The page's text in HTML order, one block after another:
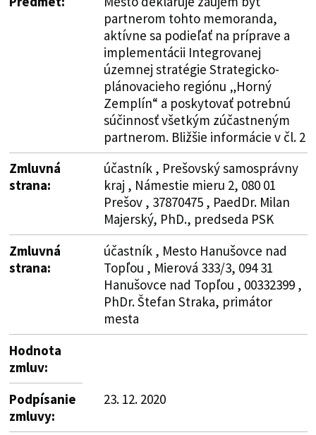
partnerom tohto memoranda,
aktívne sa podieľať na príprave a
implementácii Integrovanej
územnej stratégie Strategicko-
plánovacieho regiónu „Horný
Zemplín“ a poskytovať potrebnú
súčinnosť všetkým zúčastneným
partnerom. Bližšie informácie v čl. 2
Zmluvná
strana:
účastník , Prešovský samosprávny
kraj , Námestie mieru 2, 080 01
Prešov , 37870475 , PaedDr. Milan
Majerský, PhD., predseda PSK
Zmluvná
strana:
účastník , Mesto Hanušovce nad
Topľou , Mierová 333/3, 094 31
Hanušovce nad Topľou , 00332399 ,
PhDr. Štefan Straka, primátor
mesta
Hodnota
zmluv:
Podpísanie
zmluvy:
23. 12. 2020